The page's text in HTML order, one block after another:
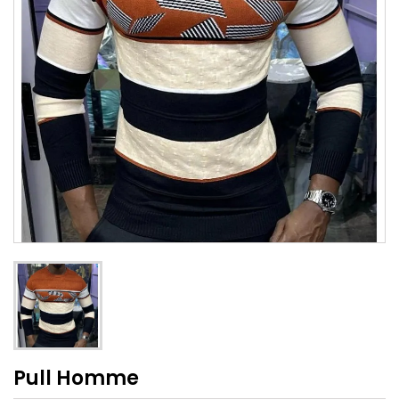
Pull Homme